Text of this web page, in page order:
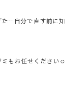
た…自分で直す前に知
ミもお任せください☺